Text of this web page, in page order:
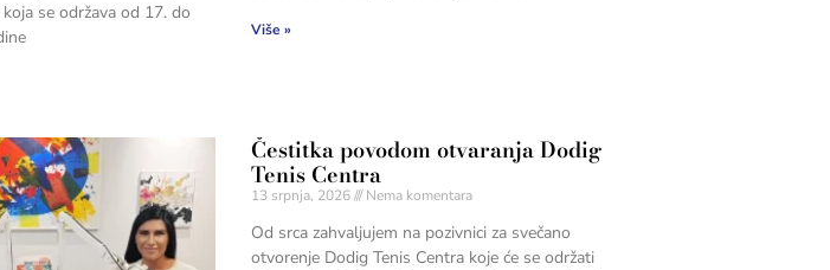
se održava od 17. do
Više »
Čestitka povodom otvaranja Dodig
Tenis Centra
13 srpnja, 2026 Nema komentara
Od srca zahvaljujem na pozivnici za svečano
otvorenje Dodig Tenis Centra koje će se održati